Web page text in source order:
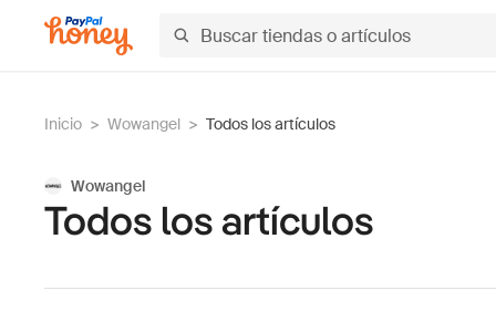
Inicio > Wowangel > Todos los artículos
Wowangel
Todos los artículos